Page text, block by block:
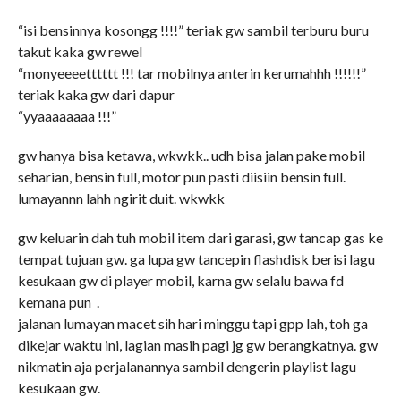
“isi bensinnya kosongg !!!!” teriak gw sambil terburu buru
takut kaka gw rewel
“monyeeeetttttt !!! tar mobilnya anterin kerumahhh !!!!!!”
teriak kaka gw dari dapur
“yyaaaaaaaa !!!”
gw hanya bisa ketawa, wkwkk.. udh bisa jalan pake mobil
seharian, bensin full, motor pun pasti diisiin bensin full.
lumayannn lahh ngirit duit. wkwkk
gw keluarin dah tuh mobil item dari garasi, gw tancap gas ke
tempat tujuan gw. ga lupa gw tancepin flashdisk berisi lagu
kesukaan gw di player mobil, karna gw selalu bawa fd
kemana pun .
jalanan lumayan macet sih hari minggu tapi gpp lah, toh ga
dikejar waktu ini, lagian masih pagi jg gw berangkatnya. gw
nikmatin aja perjalanannya sambil dengerin playlist lagu
kesukaan gw.